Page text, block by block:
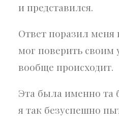
и представился.
Ответ поразил меня
мог поверить своим
вообще происходит.
Эта была именно та
я так безуспешно